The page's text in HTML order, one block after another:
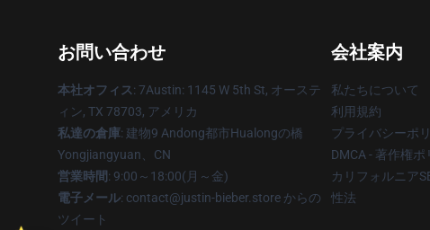
お問い合わせ
本社オフィス: 7Austin: 1145 W 5th St, オーステ
ィン, TX 78703, アメリカ
私達の倉庫: 建物9 Andong都市Hualongの橋
Yongjiangyuan、CN
営業時間: 9:00～18:00(月～金)
電子メール: contact@justin-bieber.store からの
ツイート
会社案内
私たちについて
利用規約
プライバシーポ
DMCA - 著作権ポ
カリフォルニア
性法